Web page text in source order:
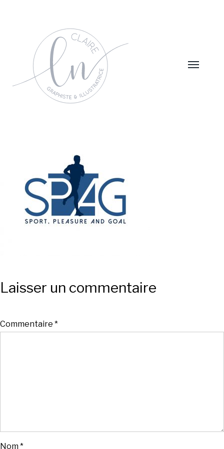
Laisser un commentaire
Commentaire *
Nom*